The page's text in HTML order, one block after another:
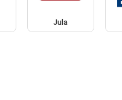
Jula